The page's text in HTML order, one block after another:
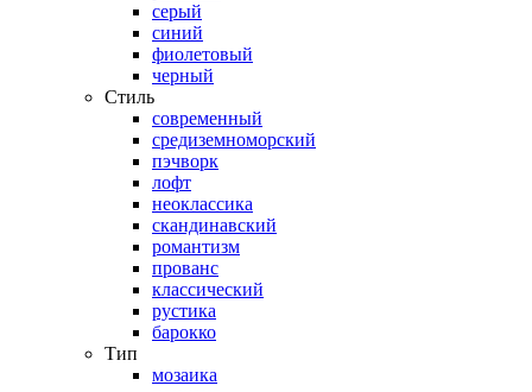
серый
синий
фиолетовый
черный
Стиль
современный
средиземноморский
пэчворк
лофт
неоклассика
скандинавский
романтизм
прованс
классический
рустика
барокко
Тип
мозаика